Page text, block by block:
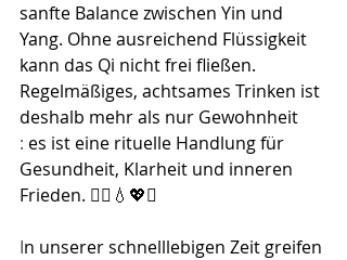
sanfte Balance zwischen Yin und
Yang. Ohne ausreichend Flüssigkeit
kann das Qi nicht frei fließen.
Regelmäßiges, achtsames Trinken ist
deshalb mehr als nur Gewohnheit
: es ist eine rituelle Handlung für
Gesundheit, Klarheit und inneren
Frieden. 🧘‍♀️💧💖✨
In unserer schnelllebigen Zeit greifen